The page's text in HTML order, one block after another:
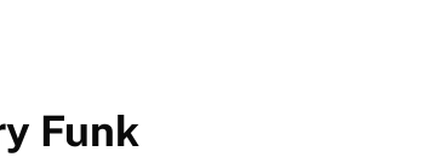
Funk